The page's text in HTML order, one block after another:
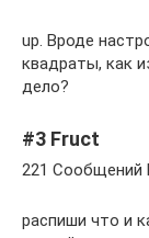
up. Вроде
квадраты, как
дело?
#3 Fruct
221 Сообщений
распиши что и